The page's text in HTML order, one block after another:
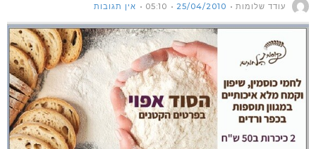
עודד שלומות 25/04/2010
05:10 אין תגובות